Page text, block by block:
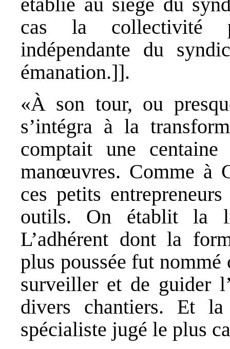
cas la collectivité
indépendante du
émanation.]].
«À son tour, ou
s’intégra à la
comptait une
manœuvres. Comme à
ces petits
outils. On établit la
L’adhérent dont la
plus poussée fut
surveiller et de guider
divers chantiers. Et
spécialiste jugé le plus